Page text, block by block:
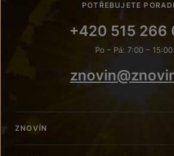
POTŘEBUJETE
+420 515 266
Po – Pá: 7:00 – 15:00
ZNOVÍN